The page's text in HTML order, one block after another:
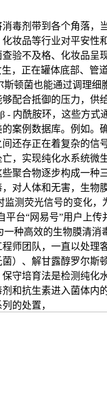
剂带到各个角落，
妆品等行业对平安性
验不及格、化妆品呈
，正在罐体底部、管
顿菌也能通过调理
配合抵御的压力，供
内酰胺环，这些方式
案例数据库。例如。
还存正在着复杂的信
，实现纯化水系统微
聚合物逐步构成一种
对人体和无害，生物
测荧光信号的变化，
台“网易号”用户上
种高效的生物膜清消
师团队，一直以处理
）、解甘露醇罗尔斯
守培育法是检测纯化
和抗生素进入菌体内
的处置，